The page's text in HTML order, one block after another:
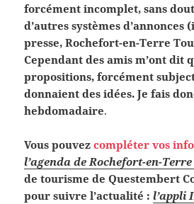
forcément incomplet, sans
d’autres systèmes d’annonces
presse, Rochefort-en-Terre
Cependant des amis m’ont dit
propositions, forcément
donnaient des idées. Je fais
hebdomadaire.
Vous pouvezcompléter vos
l’agenda de Rochefort-en-
de tourisme de Questembert
pour suivre l’actualité :l’appli